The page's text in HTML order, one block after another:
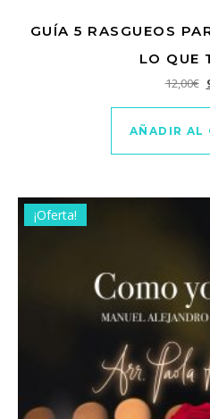
GUÍA 5 RASGUEOS
LO QUE
12,00€
AÑADIR AL
¡Oferta!